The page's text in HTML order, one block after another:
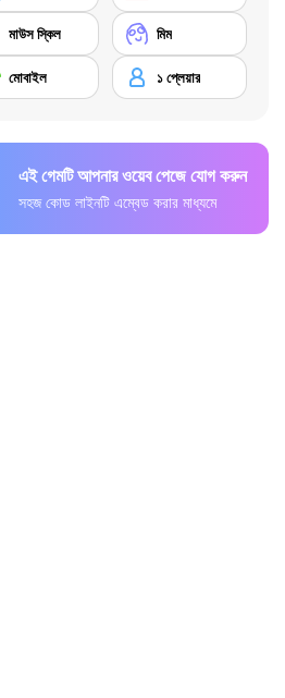
মাউস স্কিল মিম
মোবাইল ১ প্লেয়ার
এই গেমটি আপনার ওয়েব পেজে যোগ করুন
সহজ কোড লাইনটি এম্বেড করার মাধ্যমে